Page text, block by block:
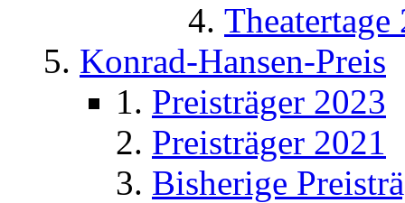
Theatertage
Konrad-Hansen-Preis
Preisträger 2023
Preisträger 2021
Bisherige